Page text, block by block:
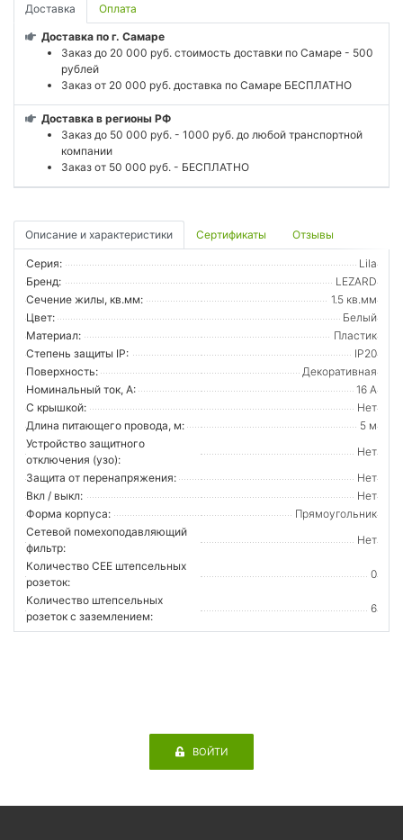
Доставка Оплата
Доставка по г. Самаре
Заказ до 20 000 руб. стоимость доставки по Самаре - 500
рублей
Заказ от 20 000 руб. доставка по Самаре БЕСПЛАТНО
Доставка в регионы РФ
Заказ до 50 000 руб. - 1000 руб. до любой транспортной
компании
Заказ от 50 000 руб. - БЕСПЛАТНО
Описание и характеристики Сертификаты Отзывы
Серия:
Lila
Бренд:
LEZARD
Сечение жилы, кв.мм:
1.5 кв.мм
Цвет:
Белый
Материал:
Пластик
Степень защиты IP:
IP20
Поверхность:
Декоративная
Номинальный ток, А:
16 А
С крышкой:
Нет
Длина питающего провода, м:
5 м
Устройство защитного
отключения (узо):
Нет
Защита от перенапряжения:
Нет
Вкл / выкл:
Нет
Форма корпуса:
Прямоугольник
Сетевой помехоподавляющий
фильтр:
Нет
Количество CEE штепсельных
розеток:
0
Количество штепсельных
розеток с заземлением:
6
ВОЙТИ